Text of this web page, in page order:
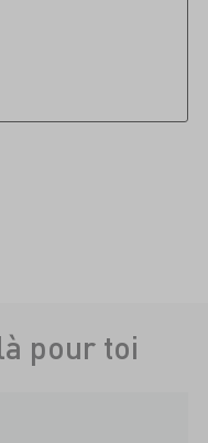
pour toi